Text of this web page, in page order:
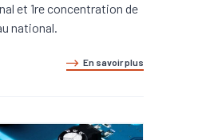
et 1re concentration de
national.
En savoir plus